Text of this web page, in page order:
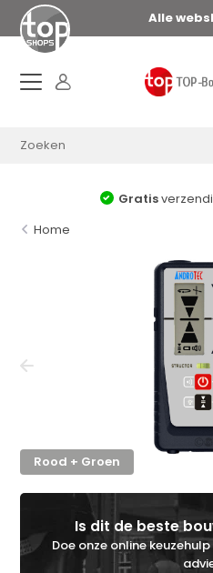
Alle
Gratis
Home
Rood + Groen
Is dit de beste
Doe onze online